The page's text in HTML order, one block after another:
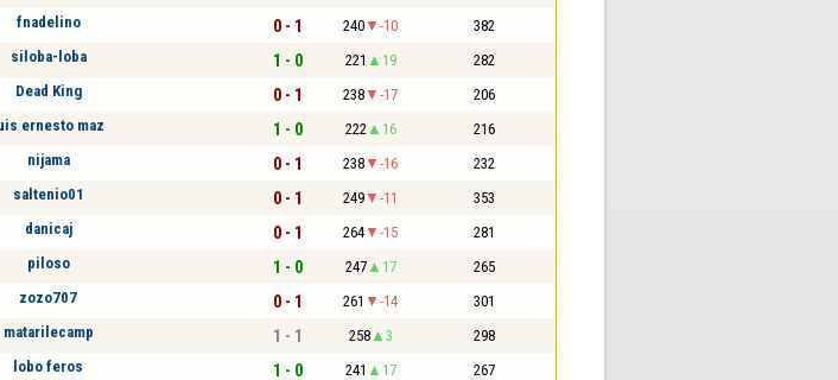
fnadelino 0 - 1 240 -10 382
siloba-loba 1 - 0 221 19 282
Dead King 0 - 1 238 -17 206
ernesto maz 1 - 0 222 16 216
nijama 0 - 1 238 -16 232
saltenio01 0 - 1 249 -11 353
danicaj 0 - 1 264 -15 281
piloso 1 - 0 247 17 265
zozo707 0 - 1 261 -14 301
matarilecamp 1 - 1 258 3 298
lobo feros 1 - 0 241 17 267